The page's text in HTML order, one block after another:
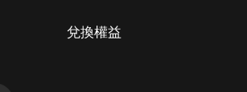
兌換權益